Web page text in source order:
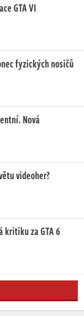
GTA VI
fyzických nosičů
Nová
videoher?
kritiku za GTA 6